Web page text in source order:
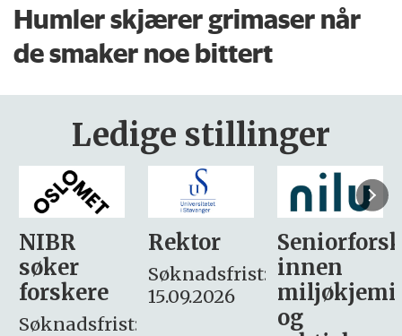
Humler skjærer grimaser når
de smaker noe bittert
Ledige stillinger
Rektor
Søknadsfrist:
15.09.2026
Seniorforsker
innen
miljøkjemi
søker
– fast